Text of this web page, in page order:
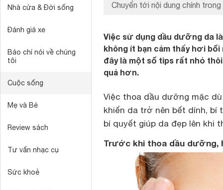
Nhà cửa & Đời sống
Đánh giá xe
Báo chí nói về chúng
tôi
Cuộc sống
Mẹ và Bé
Review sách
Tư vấn nhạc cụ
Sức khoẻ
Chuyển tới nội dung chính trong
Việc sử dụng dầu dưỡng da
không ít bạn cảm thấy hơi
đây là một số tips rất nhỏ
quả hơn.
Việc thoa dầu dưỡng mặc
khiến da trở nên bết dính, bí
bí quyết giúp da đẹp lên khi
Trước khi thoa dầu dưỡng,